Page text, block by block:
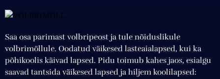
Saa osa parimast volbripeost ja tule nõiduslikule
volbrimöllule. Oodatud väikesed lasteaialapsed, kui ka
põhikoolis käivad lapsed. Pidu toimub kahes jaos, esialgu
saavad tantsida väikesed lapsed ja hiljem koolilapsed: